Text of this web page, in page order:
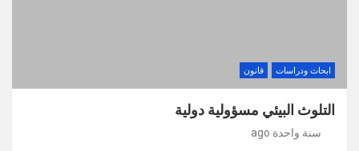
ابحاث ودراسات قانون
التلوث البيئي مسؤولية دولية
سنة واحدة ago